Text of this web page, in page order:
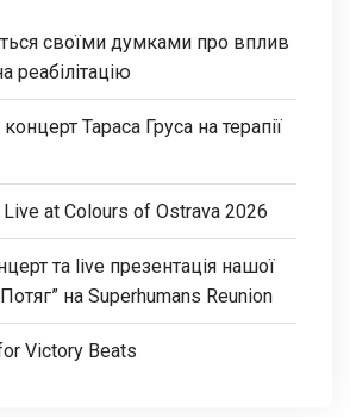
своїми думками про вплив
реабілітацію
Тараса Груса на терапії
at Colours of Ostrava 2026
та live презентація нашої
на Superhumans Reunion
Victory Beats